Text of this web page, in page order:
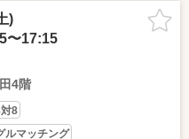
)
〜17:15
4階
8
ルマッチング